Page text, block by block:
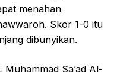
menahan
Skor 1-0 itu
dibunyikan.
Sa’ad Al-